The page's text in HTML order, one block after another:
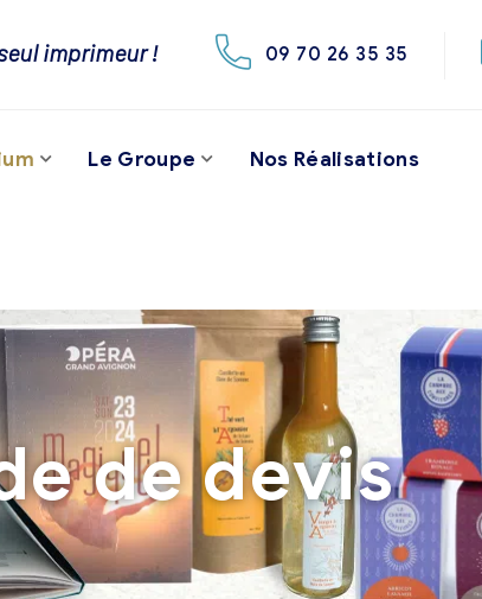
imprimeur ! 09 70 26 35 35
Le Groupe Nos Réalisations
de devis